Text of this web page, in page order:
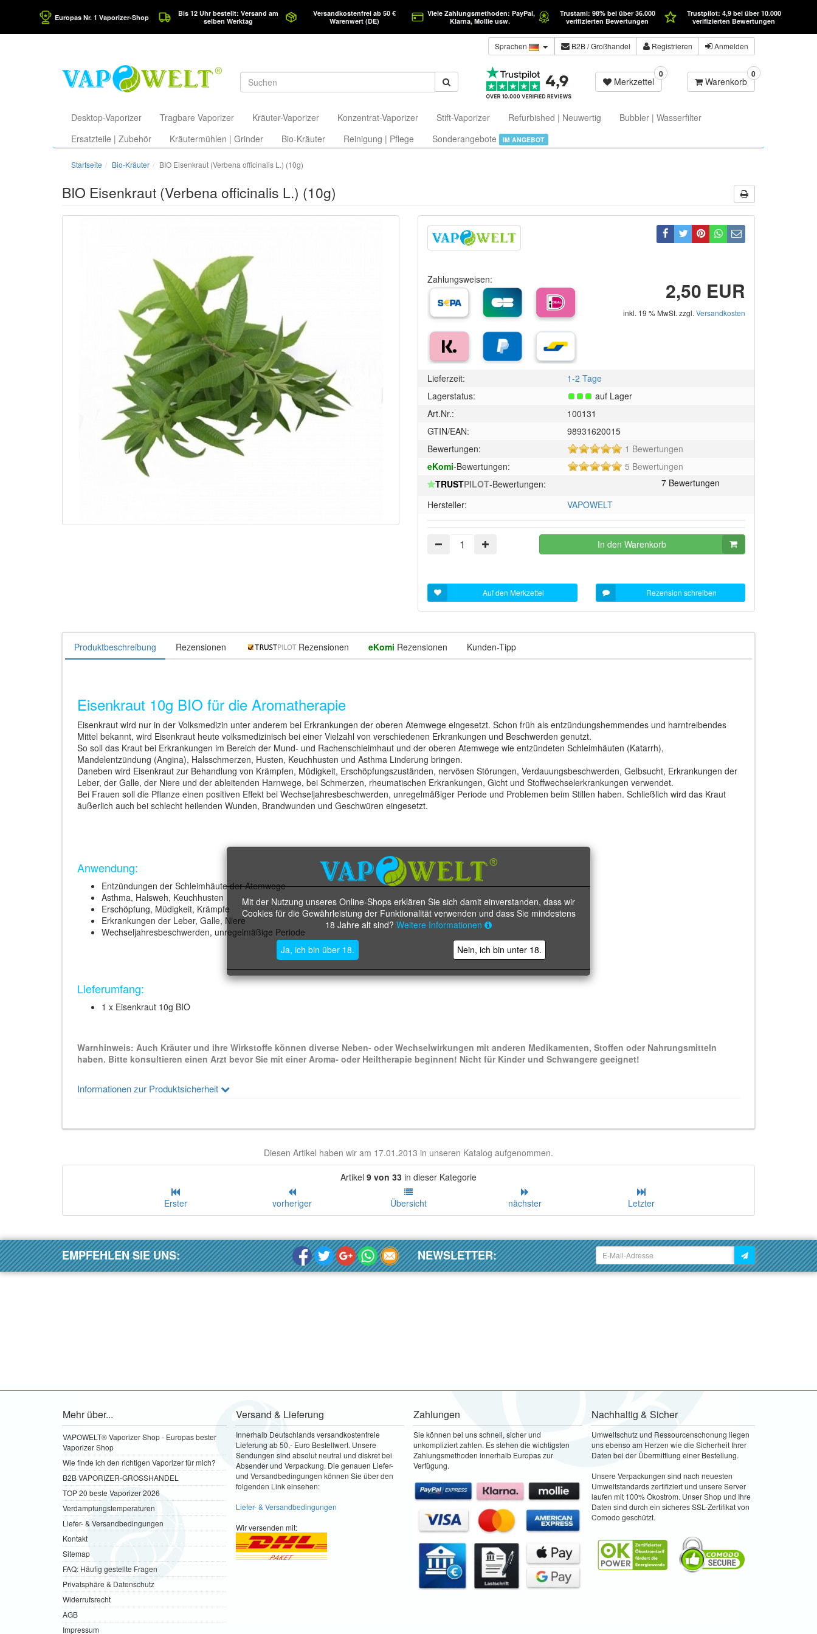
Europas Nr. 1 Vaporizer-Shop
Bis 12 Uhr bestellt: Versand am
selben Werktag
Versandkostenfrei ab 50 €
Warenwert (DE)
Viele Zahlungsmethoden: PayPal,
Klarna, Mollie usw.
Trustami: 98% bei über 36.000
verifizierten Bewertungen
Trustpilot: 4,9 bei über 10.000
verifizierten Bewertungen
Sprachen B2B/ Großhandel Registrieren Anmelden
Merkzettel
0 0
Warenkorb
Desktop-Vaporizer Tragbare Vaporizer Kräuter-Vaporizer Konzentrat-Vaporizer Stift-Vaporizer Refurbished | Neuwertig
Bubbler | Wasserfilter
Ersatzteile | Zubehör
Kräutermühlen | Grinder Bio-Kräuter Reinigung | Pflege Sonderangebote IM ANGEBOT
Startseite Bio-Kräuter BIO Eisenkraut (Verbena officinalis L.) (10g)
Mit der Nutzung unseres Online-Shops erklären Sie sich damit einverstanden, dass wir
Cookies für die Gewährleistung der Funktionalität verwenden und dass Sie mindestens
18 Jahre alt sind? Weitere Informationen
Ja, ich bin über 18. Nein, ich bin unter 18.
BIO Eisenkraut (Verbena officinalis L.) (10g)
Zahlungsweisen: 2,50 EUR
inkl. 19 % MwSt. zzgl. Versandkosten
Lieferzeit:
1-2 Tage
Lagerstatus:
auf Lager
Art.Nr.:
100131
GTIN/EAN:
98931620015
Bewertungen:
5
5
1 Bewertungen
eKomi-Bewertungen:
55 Bewertungen
TRUSTPILOT-Bewertungen:
Hersteller:
VAPOWELT
In den Warenkorb
Auf den Merkzettel Rezension schreiben
Produktbeschreibung Rezensionen Rezensionen eKomi Rezensionen Kunden-Tipp
Eisenkraut 10g BIO für die Aromatherapie
Eisenkraut wird nur in der Volksmedizin unter anderem bei Erkrankungen der oberen Atemwege eingesetzt. Schon früh als entzündungshemmendes und harntreibendes
Mittel bekannt, wird Eisenkraut heute volksmedizinisch bei einer Vielzahl von verschiedenen Erkrankungen und Beschwerden genutzt.
So soll das Kraut bei Erkrankungen im Bereich der Mund- und Rachenschleimhaut und der oberen Atemwege wie entzündeten Schleimhäuten (Katarrh),
Mandelentzündung (Angina), Halsschmerzen, Husten, Keuchhusten und Asthma Linderung bringen.
Daneben wird Eisenkraut zur Behandlung von Krämpfen, Müdigkeit, Erschöpfungszuständen, nervösen Störungen, Verdauungsbeschwerden, Gelbsucht, Erkrankungen der
Leber, der Galle, der Niere und der ableitenden Harnwege, bei Schmerzen, rheumatischen Erkrankungen, Gicht und Stoffwechselerkrankungen verwendet.
Bei Frauen soll die Pflanze einen positiven Effekt bei Wechseljahresbeschwerden, unregelmäßiger Periode und Problemen beim Stillen haben. Schließlich wird das Kraut
äußerlich auch bei schlecht heilenden Wunden, Brandwunden und Geschwüren eingesetzt.
Anwendung:
Entzündungen der Schleimhäute der Atemwege
Asthma, Halsweh, Keuchhusten
Erschöpfung, Müdigkeit, Krämpfe
Erkrankungen der Leber, Galle, Niere
Wechseljahresbeschwerden, unregelmäßige Periode
Lieferumfang:
1 x Eisenkraut 10g BIO
Warnhinweis: Auch Kräuter und ihre Wirkstoffe können diverse Neben- oder Wechselwirkungen mit anderen Medikamenten, Stoffen oder Nahrungsmitteln
haben. Bitte konsultieren einen Arzt bevor Sie mit einer Aroma- oder Heiltherapie beginnen! Nicht für Kinder und Schwangere geeignet!
Informationen zur Produktsicherheit
Diesen Artikel haben wir am 17.01.2013 in unseren Katalog aufgenommen.
Artikel 9 von 33 in dieser Kategorie
Erster vorheriger Übersicht nächster Letzter
EMPFEHLEN SIE UNS: NEWSLETTER:
Mehr über...
VAPOWELT® Vaporizer Shop - Europas bester
Vaporizer Shop
Wie finde ich den richtigen Vaporizer für mich?
B2B VAPORIZER-GROSSHANDEL
TOP 20 beste Vaporizer 2026
Verdampfungstemperaturen
Liefer- & Versandbedingungen
Kontakt
Sitemap
FAQ: Häufig gestellte Fragen
Privatsphäre & Datenschutz
Widerrufsrecht
AGB
Impressum
Versand & Lieferung
Innerhalb Deutschlands versandkostenfreie
Lieferung ab 50,- Euro Bestellwert. Unsere
Sendungen sind absolut neutral und diskret bei
Absender und Verpackung. Die genauen Liefer-
und Versandbedingungen können Sie über den
folgenden Link einsehen:
Liefer- & Versandbedingungen
Wir versenden mit:
Zahlungen
Sie können bei uns schnell, sicher und
unkompliziert zahlen. Es stehen die wichtigsten
Zahlungsmethoden innerhalb Europas zur
Verfügung.
Nachhaltig & Sicher
Umweltschutz und Ressourcenschonung liegen
uns ebenso am Herzen wie die Sicherheit Ihrer
Daten bei der Übermittlung einer Bestellung.
Unsere Verpackungen sind nach neuesten
Umweltstandards zertifiziert und unsere Server
laufen mit 100% Ökostrom. Unser Shop und Ihre
Daten sind durch ein sicheres SSL-Zertifikat von
Comodo geschützt.